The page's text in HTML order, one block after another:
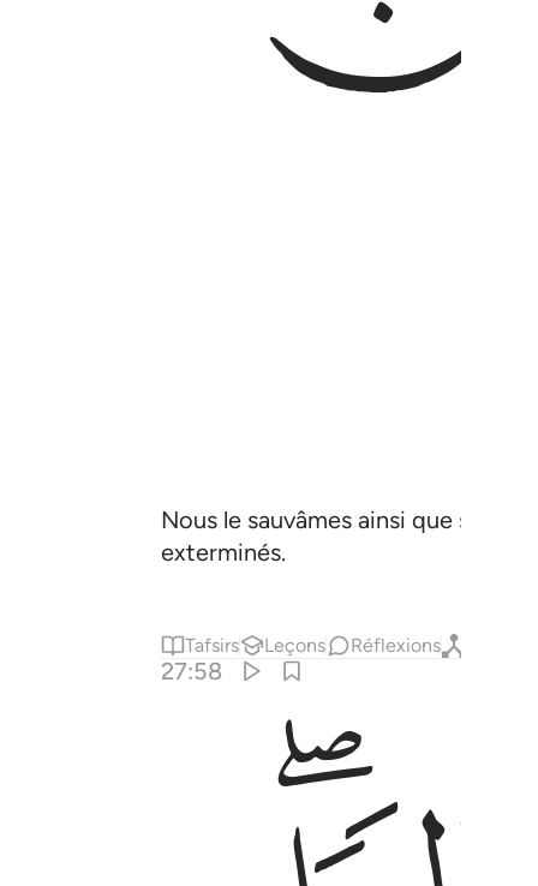
Nous le sauvâmes ainsi que sa
exterminés.
Tafsirs Leçons Réflexions
27:58